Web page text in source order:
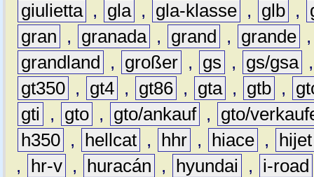
giulietta , gla , gla-klasse , glb ,
gran
, granada , grand , grande
grandland
, großer , gs , gs/gsa
gt350 , gt4 , gt86 , gta , gtb ,
gti
, gto , gto/ankauf ,
gto/
h350 , hellcat , hhr , hiace ,
hijet
,
hr-v , huracán , hyundai ,
i-road